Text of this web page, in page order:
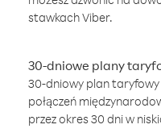
stawkach Viber.
30-dniowe plany
30-dniowy plan
połączeń
przez okres 30 dni w